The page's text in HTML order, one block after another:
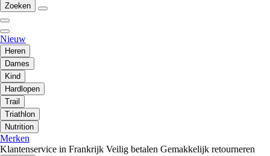
Zoeken
Nieuw
Heren
Dames
Kind
Hardlopen
Trail
Triathlon
Nutrition
Merken
Klantenservice in Frankrijk Veilig betalen Gemakkelijk retourneren